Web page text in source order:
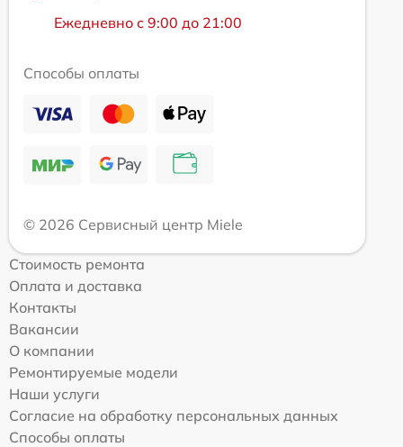
Ежедневно с 9:00 до 21:00
Способы оплаты
© 2026 Сервисный центр Miele
Стоимость ремонта
Оплата и доставка
Контакты
Вакансии
О компании
Ремонтируемые модели
Наши услуги
Согласие на обработку персональных данных
Способы оплаты